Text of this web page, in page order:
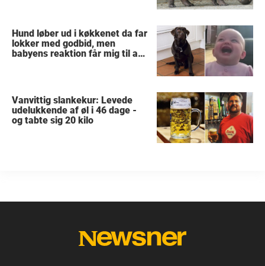
Hund løber ud i køkkenet da far
lokker med godbid, men
babyens reaktion får mig til at
Vanvittig slankekur: Levede
udelukkende af øl i 46 dage -
og tabte sig 20 kilo